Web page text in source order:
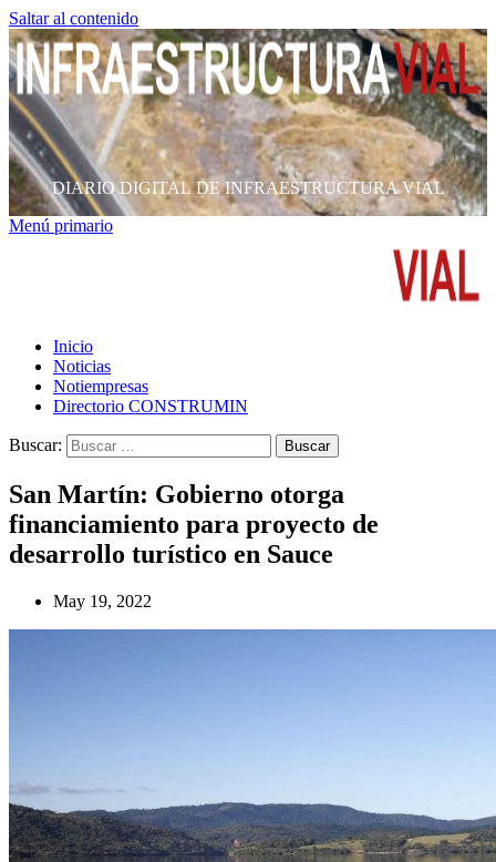
Saltar al contenido
DIARIO DIGITAL DE INFRAESTRUCTURA VIAL
Menú primario
Inicio
Noticias
Notiempresas
Directorio CONSTRUMIN
Buscar:
San Martín: Gobierno otorga
financiamiento para proyecto de
desarrollo turístico en Sauce
May 19, 2022